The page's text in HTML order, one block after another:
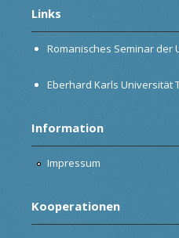
Links
Romanisches Seminar der
Eberhard Karls Universität
Information
Impressum
Kooperationen